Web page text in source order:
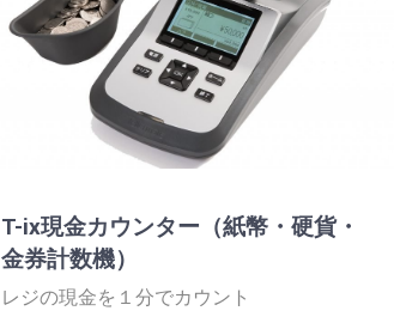
T-ix現金カウンター（紙幣・硬貨・
金券計数機）
レジの現金を１分でカウント